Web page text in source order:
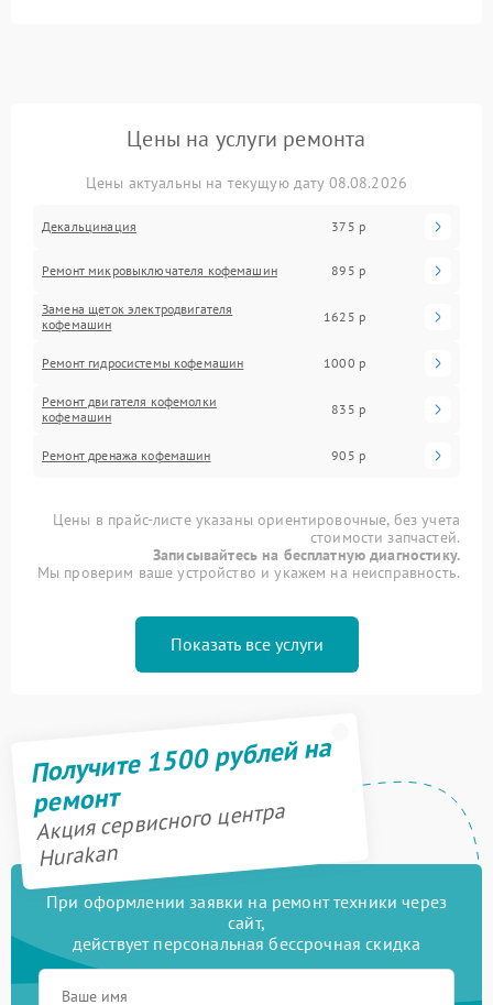
Цены на услуги ремонта
Цены актуальны на текущую дату 08.08.2026
Декальцинация 375 р
Ремонт микровыключателя кофемашин 895 р
Замена щеток электродвигателя
кофемашин
1625 р
Ремонт гидросистемы кофемашин 1000 р
Ремонт двигателя кофемолки
кофемашин
835 р
Ремонт дренажа кофемашин 905 р
Цены в прайс-листе указаны ориентировочные, без учета
стоимости запчастей.
Записывайтесь на бесплатную диагностику.
Мы проверим ваше устройство и укажем на неисправность.
Показать все услуги
Получите 1500 рублей на
ремонт
Акция сервисного центра
Hurakan
При оформлении заявки на ремонт техники через
сайт,
действует персональная бессрочная скидка